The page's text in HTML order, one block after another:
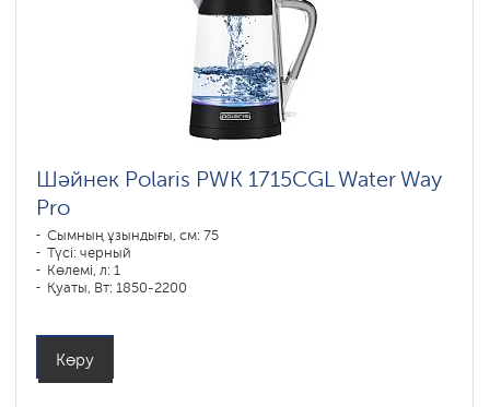
Шәйнек Polaris PWK 1715CGL Water Way
Pro
Сымның ұзындығы, см: 75
Түсі: черный
Көлемі, л: 1
Қуаты, Вт: 1850-2200
Көру